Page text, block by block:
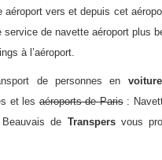
aéroportvers et depuis cet
service de navette aéroport plus
à l’aéroport.
de personnes en
et lesaéroports de Paris:
de Transpersvous